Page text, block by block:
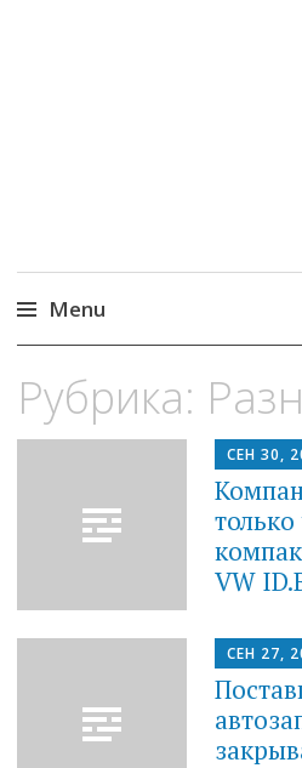
Menu
to
content
Рубрика:
СЕН 30,
VW
СЕН 27,